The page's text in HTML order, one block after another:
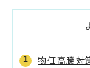
物価高騰対